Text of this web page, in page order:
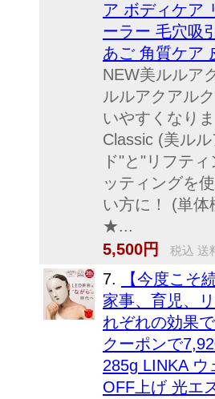
ア ボディケア
ーラー 毛穴吸
あご 角質ケア
NEW美ルルア
ルルアクアル
いやすくなり
Classic (美ル
ド"と"リフテ
ッティングを
い方に！ (単体
★...
5,500円
税込 送
7.
【今度こそ
家事、育児、
れぞれの効果
クーポンで
285g LINKA
OFF上げ 光エ